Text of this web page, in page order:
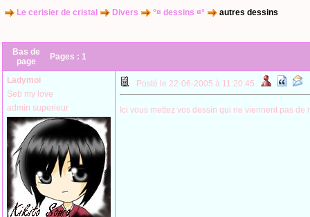
Le cerisier de cristal Divers °¤ dessins ¤° autres dessins
Bas de
page
Pages : 1
Ladymoi
Seb my love
admin superieur
Posté le 22-06-2005 à 11:20:45
Ici vous mettez vos dessin qui ne viennent pas de